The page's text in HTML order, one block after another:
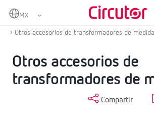
Home
Medida y control
Otros accesorios de transformadores de medida
Otros accesorios de
transformadores de
Compartir